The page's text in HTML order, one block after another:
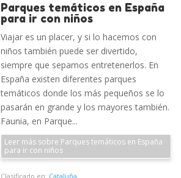
Parques temáticos en España
para ir con niños
Viajar es un placer, y si lo hacemos con
niños también puede ser divertido,
siempre que sepamos entretenerlos. En
España existen diferentes parques
temáticos donde los más pequeños se lo
pasarán en grande y los mayores también.
Faunia, en Parque...
Leer más sobre Parques temáticos en España
para ir con niños
Clasificado en: Cataluña